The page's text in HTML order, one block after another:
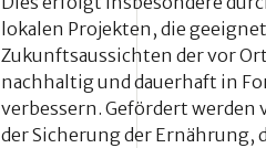
lokalen Projekten, die
Zukunftsaussichten der vor
nachhaltig und dauerhaft in
verbessern. Gefördert werden
der Sicherung der Ernährung,